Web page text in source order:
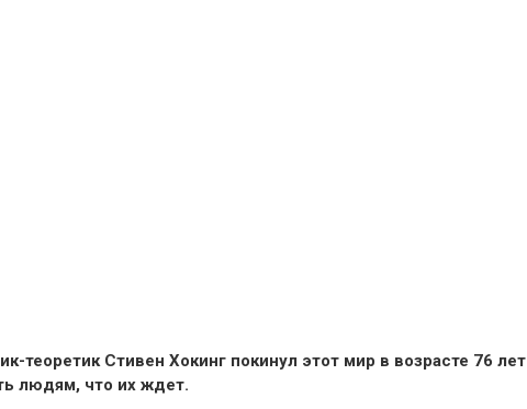
теоретик Стивен Хокинг покинул этот мир в возрасте 76 лет
людям, что их ждет.